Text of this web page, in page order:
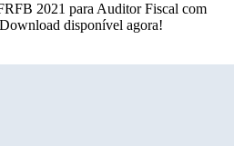
2021 para Auditor Fiscal com
disponível agora!